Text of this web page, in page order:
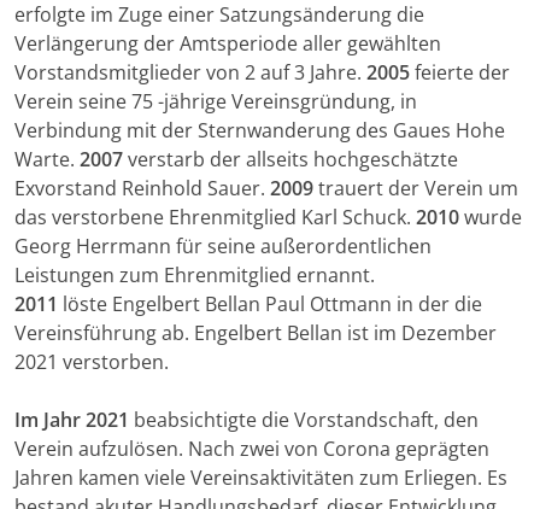
erfolgte im Zuge einer Satzungsänderung die
Verlängerung der Amtsperiode aller gewählten
Vorstandsmitglieder von 2 auf 3 Jahre. 2005feierte der
Verein seine 75 -jährige Vereinsgründung, in
Verbindung mit der Sternwanderung des Gaues Hohe
Warte. 2007verstarb der allseits hochgeschätzte
Exvorstand Reinhold Sauer. 2009trauert der Verein um
das verstorbene Ehrenmitglied Karl Schuck. 2010wurde
Georg Herrmann für seine außerordentlichen
Leistungen zum Ehrenmitglied ernannt.
2011 löste Engelbert Bellan Paul Ottmann in der die
Vereinsführung ab. Engelbert Bellan ist im Dezember
2021 verstorben.
Im Jahr 2021 beabsichtigte die Vorstandschaft, den
Verein aufzulösen. Nach zwei von Corona geprägten
Jahren kamen viele Vereinsaktivitäten zum Erliegen. Es